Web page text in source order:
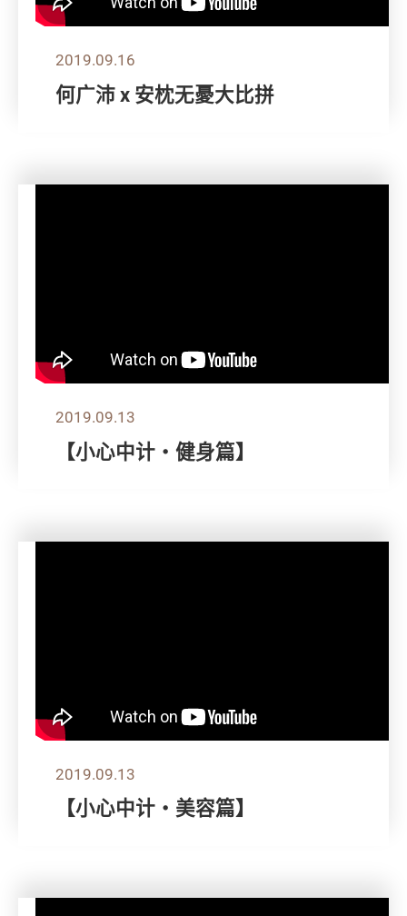
2019.09.16
何广沛 x 安枕无憂大比拼
2019.09.13
【小心中计‧健身篇】
2019.09.13
【小心中计‧美容篇】